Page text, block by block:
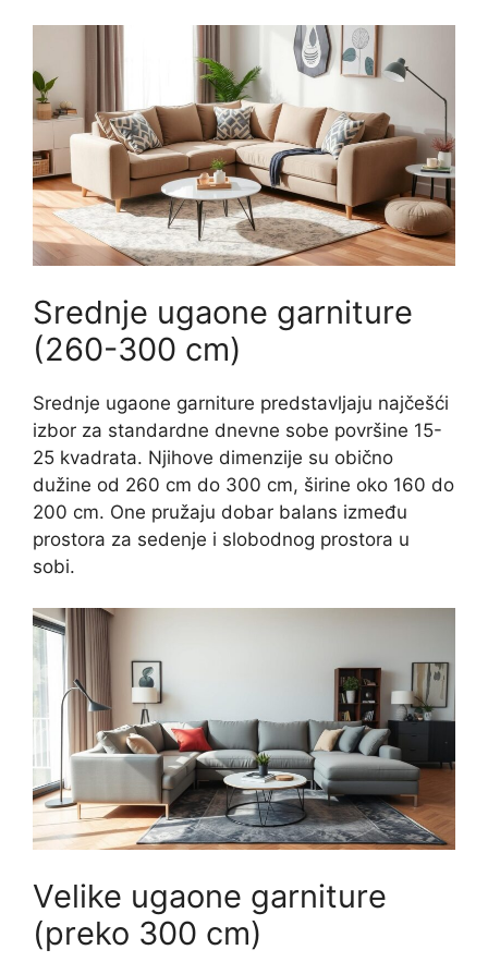
Srednje ugaone garniture
(260-300 cm)
Srednje ugaone garniture predstavljaju najčešći
izbor za standardne dnevne sobe površine 15-
25 kvadrata. Njihove dimenzije su obično
dužine od 260 cm do 300 cm, širine oko 160 do
200 cm. One pružaju dobar balans između
prostora za sedenje i slobodnog prostora u
sobi.
Velike ugaone garniture
(preko 300 cm)